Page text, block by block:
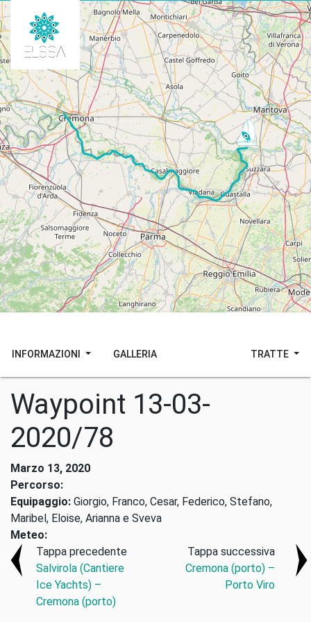
INFORMAZIONI GALLERIA TRATTE
Waypoint 13-03-
2020/78
Marzo 13, 2020
Percorso:
Equipaggio: Giorgio, Franco, Cesar, Federico, Stefano,
Maribel, Eloise, Arianna e Sveva
Meteo:
Tappa precedente
Salvirola (Cantiere
Ice Yachts) –
Cremona (porto)
Tappa successiva
Cremona (porto) –
Porto Viro